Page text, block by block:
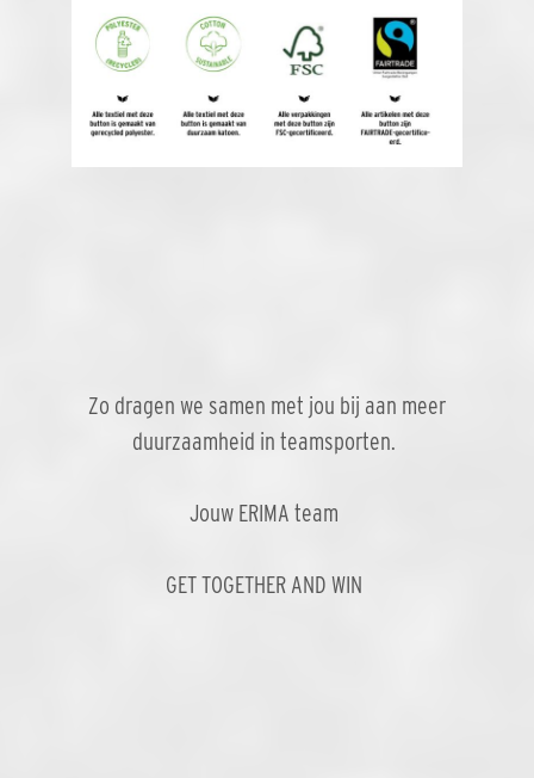
Zo dragen we samen met jou bij aan meer
duurzaamheid in teamsporten.
Jouw ERIMA team
GET TOGETHER AND WIN